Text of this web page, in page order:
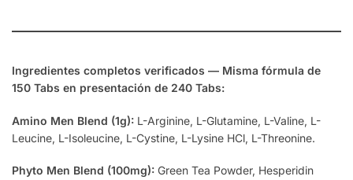
Ingredientes completos verificados — Misma fórmula de
150 Tabs en presentación de 240 Tabs:
Amino Men Blend (1g): L-Arginine, L-Glutamine, L-Valine, L-
Leucine, L-Isoleucine, L-Cystine, L-Lysine HCl, L-Threonine.
Phyto Men Blend (100mg): Green Tea Powder, Hesperidin